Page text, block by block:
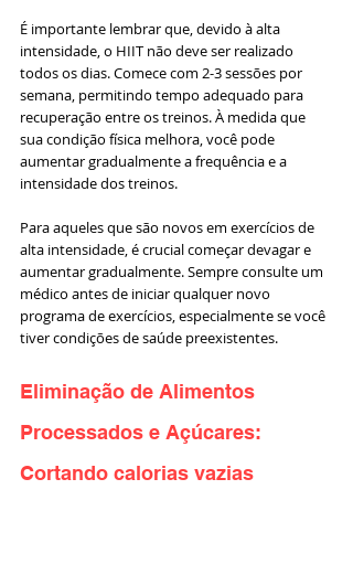
É importante lembrar que, devido à alta
intensidade, o HIIT não deve ser realizado
todos os dias. Comece com 2-3 sessões por
semana, permitindo tempo adequado para
recuperação entre os treinos. À medida que
sua condição física melhora, você pode
aumentar gradualmente a frequência e a
intensidade dos treinos.
Para aqueles que são novos em exercícios de
alta intensidade, é crucial começar devagar e
aumentar gradualmente. Sempre consulte um
médico antes de iniciar qualquer novo
programa de exercícios, especialmente se você
tiver condições de saúde preexistentes.
Eliminação de Alimentos
Processados e Açúcares:
Cortando calorias vazias